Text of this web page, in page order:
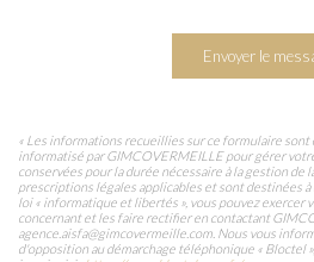
Envoyer le
« Les informations recueillies sur ce formulaire
informatisé par GIMCOVERMEILLE pour gérer
conservées pour la durée nécessaire à la gestion de
prescriptions légales applicables et sont destinées
loi « informatique et libertés », vous pouvez exercer
concernant et les faire rectifier en contactant
agence.aisfa@gimcovermeille.com. Nous vous
d'opposition au démarchage téléphonique « Bloctel